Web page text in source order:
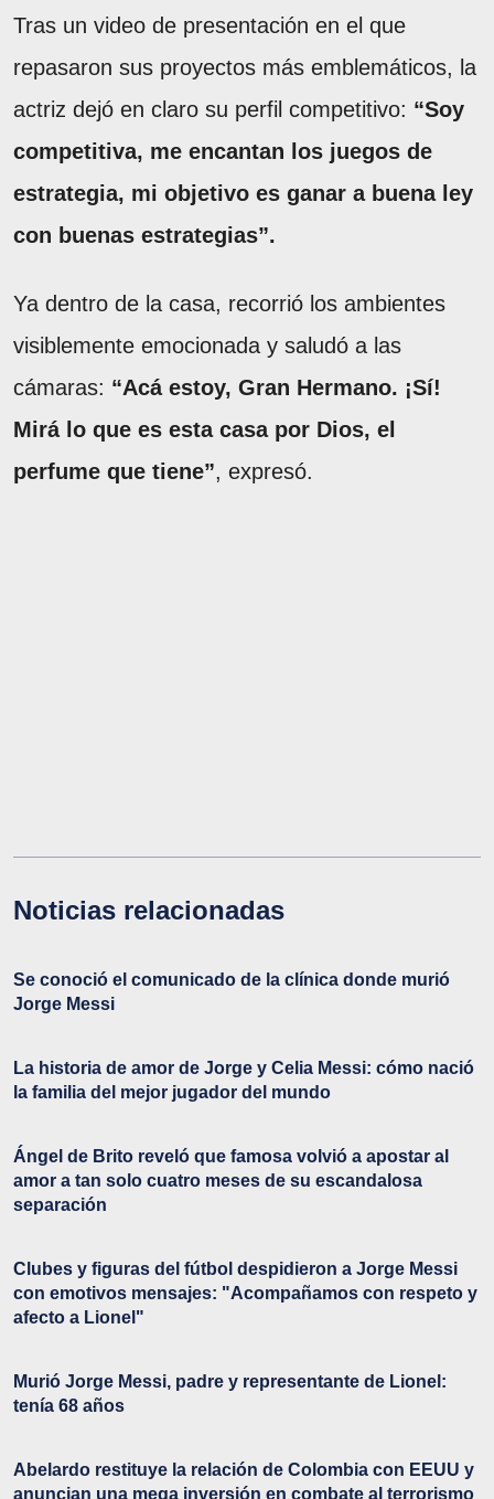
Tras un video de presentación en el que
repasaron sus proyectos más emblemáticos, la
actriz dejó en claro su perfil competitivo: “Soy
competitiva, me encantan los juegos de
estrategia, mi objetivo es ganar a buena ley
con buenas estrategias”.
Ya dentro de la casa, recorrió los ambientes
visiblemente emocionada y saludó a las
cámaras: “Acá estoy, Gran Hermano. ¡Sí!
Mirá lo que es esta casa por Dios, el
perfume que tiene”, expresó.
Noticias relacionadas
Se conoció el comunicado de la clínica donde murió
Jorge Messi
La historia de amor de Jorge y Celia Messi: cómo nació
la familia del mejor jugador del mundo
Ángel de Brito reveló que famosa volvió a apostar al
amor a tan solo cuatro meses de su escandalosa
separación
Clubes y figuras del fútbol despidieron a Jorge Messi
con emotivos mensajes: "Acompañamos con respeto y
afecto a Lionel"
Murió Jorge Messi, padre y representante de Lionel:
tenía 68 años
Abelardo restituye la relación de Colombia con EEUU y
anuncian una mega inversión en combate al terrorismo